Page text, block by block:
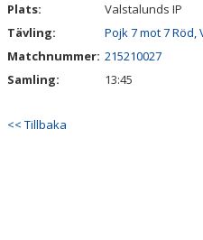
Plats:
Valstalunds IP
Tävling:
Pojk 7 mot 7
Matchnummer: 215210027
Samling:
13:45
<< Tillbaka